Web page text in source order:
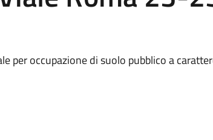
per occupazione di suolo pubblico a